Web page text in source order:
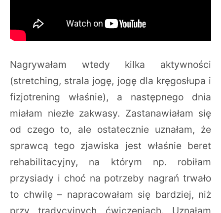
Nagrywałam wtedy kilka aktywności
(stretching, strala jogę, jogę dla kręgosłupa i
fizjotrening właśnie), a następnego dnia
miałam niezłe zakwasy. Zastanawiałam się
od czego to, ale ostatecznie uznałam, że
sprawcą tego zjawiska jest właśnie beret
rehabilitacyjny, na którym np. robiłam
przysiady i choć na potrzeby nagrań trwało
to chwilę – napracowałam się bardziej, niż